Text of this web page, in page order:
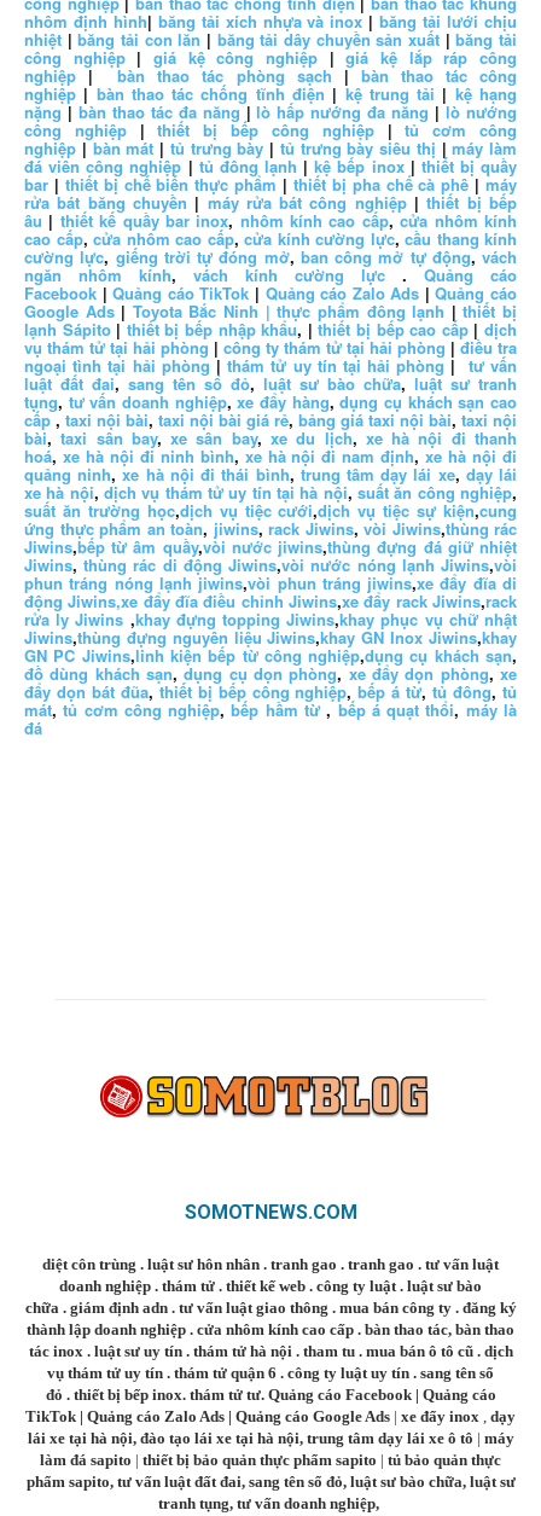
nhôm định hình| băng tải xích nhựa và inox |băng tải lưới chịu
nhiệt |băng tải con lăn | băng tải dây chuyền sản xuất |băng tải
công nghiệp|giá kệ công nghiệp |giá kệ lắp ráp công
nghiệp |bàn thao tác phòng sạch | bàn thao tác công
nghiệp | bàn thao tác chống tĩnh điện | kệ trung tải | kệ hạng
nặng | bàn thao tác đa năng |lò hấp nướng đa năng |lò nướng
công nghiệp|thiết bị bếp công nghiệp|tủ cơm công
nghiệp | bàn mát | tủ trưng bày | tủ trưng bày siêu thị |máy làm
đá viên công nghiệp | tủ đông lạnh |kệ bếp inox| thiết bị quầy
bar | thiết bị chế biến thực phẩm | thiết bị pha chế cà phê | máy
rửa bát băng chuyền | máy rửa bát công nghiệp|thiết bị bếp
âu | thiết kế quầy bar inox, nhôm kính cao cấp,cửa nhôm kính
cao cấp, cửa nhôm cao cấp, cửa kính cường lực, cầu thang kính
cường lực, giếng trời tự đóng mở, ban công mở tự động, vách
ngăn nhôm kính, vách kính cường lực . Quảng cáo
Facebook |Quảng cáo TikTok | Quảng cáo Zalo Ads |Quảng cáo
Google Ads| Toyota Bắc Ninh | thực phẩm đông lạnh |thiết bị
lạnh Sápito | thiết bị bếp nhập khẩu, |thiết bị bếp cao cấp|dịch
vụ thám tử tại hải phòng | công ty thám tử tại hải phòng | điều tra
ngoại tình tại hải phòng |thám tử uy tín tại hải phòng | tư vấn
luật đất đai, sang tên sổ đỏ, luật sư bào chữa, luật sư tranh
tụng, tư vấn doanh nghiệp,xe đẩy hàng,dụng cụ khách sạn cao
cấp , taxi nội bài, taxi nội bài giá rẻ, bảng giá taxi nội bài, taxi nội
bài,taxi sân bay,xe sân bay,xe du lịch, xe hà nội đi thanh
hoá, xe hà nội đi ninh bình, xe hà nội đi nam định,xe hà nội đi
quảng ninh,xe hà nội đi thái bình, trung tâm dạy lái xe, dạy lái
xe hà nội,dịch vụ thám tử uy tín tại hà nội,suất ăn công nghiệp,
suất ăn trường học,dịch vụ tiệc cưới,dịch vụ tiệc sự kiện,cung
ứng thực phẩm an toàn, jiwins, rack Jiwins, vòi Jiwins,thùng rác
Jiwins,bếp từ âm quầy,vòi nước jiwins,thùng đựng đá giữ nhiệt
Jiwins,thùng rác di động Jiwins,vòi nước nóng lạnh Jiwins,vòi
phun tráng nóng lạnh jiwins,vòi phun tráng jiwins,xe đẩy đĩa di
động Jiwins,xe đẩy đĩa điều chỉnh Jiwins,xe đẩy rack Jiwins,rack
rửa ly Jiwins ,khay đựng topping Jiwins,khay phục vụ chữ nhật
Jiwins,thùng đựng nguyên liệu Jiwins,khay GN Inox Jiwins,khay
GN PC Jiwins,linh kiện bếp từ công nghiệp,dụng cụ khách sạn,
đồ dùng khách sạn,dụng cụ dọn phòng, xe đẩy dọn phòng,xe
đẩy dọn bát đũa, thiết bị bếp công nghiệp,bếp á từ,tủ đông,tủ
mát,tủ cơm công nghiệp,bếp hầm từ , bếp á quạt thổi, máy là
đá
SOMOTNEWS.COM
diệt côn trùng . luật sư hôn nhân . tranh gao . tranh gao . tư vấn luật
doanh nghiệp . thám tử . thiết kế web . công ty luật. luật sư bào
chữa. giám định adn. tư vấn luật giao thông . mua bán công ty. đăng ký
thành lập doanh nghiệp . cửa nhôm kính cao cấp . bàn thao tác, bàn thao
tác inox. luật sư uy tín. thám tử hà nội. tham tu. mua bán ô tô cũ. dịch
vụ thám tử uy tín . thám tử quận 6 . công ty luật uy tín . sang tên sổ
đỏ . thiết bị bếp inox. thám tử tư. Quảng cáo Facebook| Quảng cáo
TikTok | Quảng cáo Zalo Ads | Quảng cáo Google Ads | xe đẩy inox , dạy
lái xe tại hà nội, đào tạo lái xe tại hà nội, trung tâm dạy lái xe ô tô | máy
làm đá sapito | thiết bị bảo quản thực phẩm sapito | tủ bảo quản thực
phẩm sapito, tư vấn luật đất đai, sang tên sổ đỏ, luật sư bào chữa, luật sư
tranh tụng, tư vấn doanh nghiệp,